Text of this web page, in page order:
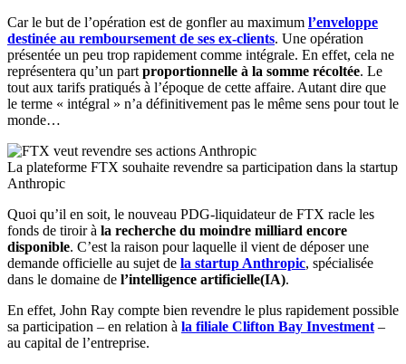
Car le but de l’opération est de gonfler au maximum l’enveloppe
destinée au remboursement de ses ex-clients. Une opération
présentée un peu trop rapidement comme intégrale. En effet, cela ne
représentera qu’un part proportionnelle à la somme récoltée. Le
tout aux tarifs pratiqués à l’époque de cette affaire. Autant dire que
le terme « intégral » n’a définitivement pas le même sens pour tout le
monde…
La plateforme FTX souhaite revendre sa participation dans la startup
Anthropic
Quoi qu’il en soit, le nouveau PDG-liquidateur de FTX racle les
fonds de tiroir à la recherche du moindre milliard encore
disponible. C’est la raison pour laquelle il vient de déposer une
demande officielle au sujet de la startup Anthropic, spécialisée
dans le domaine de l’intelligence artificielle(IA).
En effet, John Ray compte bien revendre le plus rapidement possible
sa participation – en relation à la filiale Clifton Bay Investment –
au capital de l’entreprise.